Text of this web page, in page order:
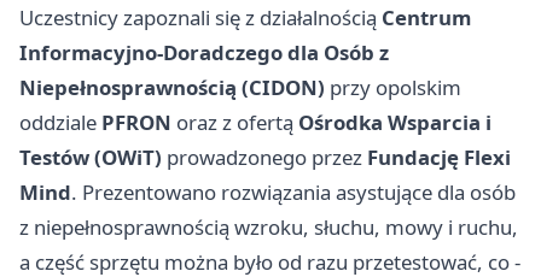
Uczestnicy zapoznali się z działalnością Centrum
Informacyjno-Doradczego dla Osób z
Niepełnosprawnością (CIDON) przy opolskim
oddziale PFRON oraz z ofertą Ośrodka Wsparcia i
Testów (OWiT) prowadzonego przez Fundację Flexi
Mind. Prezentowano rozwiązania asystujące dla osób
z niepełnosprawnością wzroku, słuchu, mowy i ruchu,
a część sprzętu można było od razu przetestować, co -